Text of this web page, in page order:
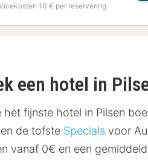
10 € per reservering
een hotel in
het fijnste hotel in Pilsen
de tofste Specials voor
vanaf 0€ en een